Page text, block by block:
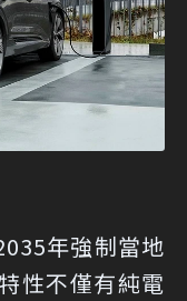
年強制當地
性不僅有純電